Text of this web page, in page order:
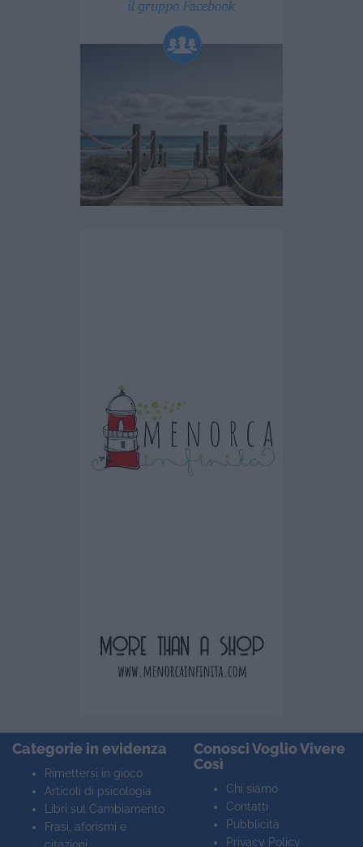
Categorie in evidenza
Rimettersi in gioco
Articoli di psicologia
Libri sul Cambiamento
Frasi, aforismi e
Conosci Voglio Vivere
Così
Chi siamo
Contatti
Pubblicità
Privacy Policy